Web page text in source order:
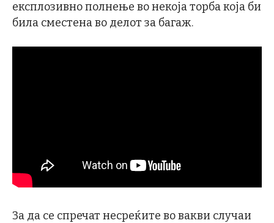
експлозивно полнење во некоја торба која би
била сместена во делот за багаж.
За да се спречат несреќите во вакви случаи